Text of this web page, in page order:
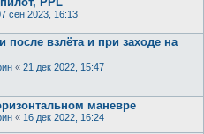
сен 2023, 16:13
после взлёта и при заходе на
« 21 дек 2022, 15:47
маневре
« 16 дек 2022, 16:24